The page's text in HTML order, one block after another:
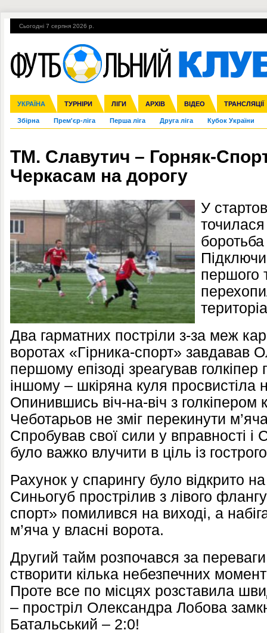
Сьогодні 7 серпня 2026 р.
УКРАЇНА ТУРНІРИ ЛІГИ АРХІВ ВІДЕО ТРАНСЛЯЦІЇ
Збірна Прем'єр-ліга Перша ліга Друга ліга Кубок України
Ліга чемпіонів Ліга Європи Міжнародні Ліга націй Ліга
Англія Іспанія Італія Німеччина Франція Інші
ЧС-2014 ЄВРО-2016 Росія Кубок конфедерацій ЧЄ-2015 (U-
Гарячі теми УПЛ, 1-й тур ВІЙНА УПЛ-ПЕРЕХОДИ
ТМ. Славутич – Горняк-
Черкасам на дорогу
У
точилася
першого
Два гарматних постріли з-за меж
воротах «Гірника-спорт» завдавав
першому епізоді зреагував
іншому – шкіряна куля просвистіла
Опинившись віч-на-віч з голкіпером
Чеботарьов не зміг перекинути
Спробував свої сили у вправності і
було важко влучити в ціль із
Рахунок у спарингу було відкрито
Синьогуб прострілив з лівого
спорт» помилився на виході, а
м’яча у власні ворота.
Другий тайм розпочався за
створити кілька небезпечних
Проте все по місцях розставила
– простріл Олександра Лобова
Батальський – 2:0!